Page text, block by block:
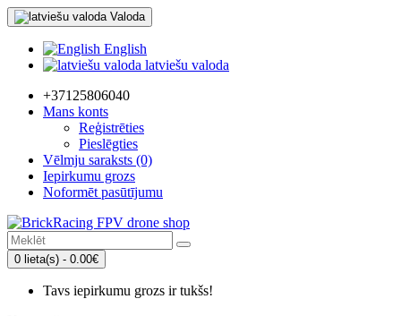
Valoda
English
latviešu valoda
+37125806040
Mans konts
Reģistrēties
Pieslēgties
Vēlmju saraksts (0)
Iepirkumu grozs
Noformēt pasūtījumu
0 lieta(s) - 0.00€
Tavs iepirkumu grozs ir tukšs!